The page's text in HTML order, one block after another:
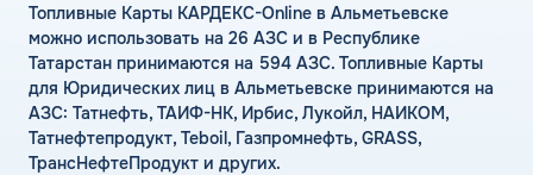
Аdblue
Шиномонтаж
Вопросы и Ответы
АЗС Тебойл
АЗС Газпром
АЗС Сургутнефтегаз
АЗС Нефтьмагистраль
Дизельное топливо
Топливный газ
Топливные бренды
Наши города
Калькулятор расхода топлива
Электронный Документооборот (ЭДО)
Аналитика и Рекомендации
Умный Личный Кабинет
Уведомления об окончании баланса
КОМПАНИЯ
О компании
Контакты+7 (499) 322-22-95
info@card-oil.ru
Топливные Карты КАРДЕКС-Online в Альметьевске
можно использовать на 26 АЗС и в Республике
Татарстан принимаются на 594 АЗС. Топливные Карты
для Юридических лиц в Альметьевске принимаются на
АЗС: Татнефть, ТАИФ-НК, Ирбис, Лукойл, НАИКОМ,
Татнефтепродукт, Teboil, Газпромнефть, GRASS,
ТрансНефтеПродукт и других.